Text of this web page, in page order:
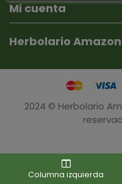
Mi cuenta
Herbolario
2024 © Herbolario
Columna izquierda